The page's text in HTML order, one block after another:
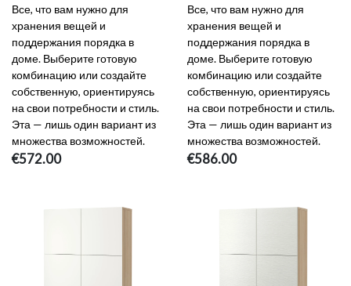
Все, что вам нужно для
хранения вещей и
поддержания порядка в
доме. Выберите готовую
комбинацию или создайте
собственную, ориентируясь
на свои потребности и стиль.
Эта — лишь один вариант из
множества возможностей.
€572.00
Все, что вам нужно для
хранения вещей и
поддержания порядка в
доме. Выберите готовую
комбинацию или создайте
собственную, ориентируясь
на свои потребности и стиль.
Эта — лишь один вариант из
множества возможностей.
€586.00